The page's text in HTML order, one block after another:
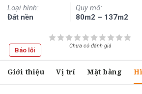
Loại hình:
Đất nền
Quy mô:
80m2 – 137m2
Báo lỗi
Chưa có đánh giá
Giới thiệu Vị trí Mặt bằng